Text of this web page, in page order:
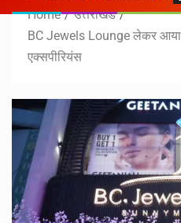
Home
उत्तराखंड
BC Jewels Lounge लेकर आया
एक्सपीरियंस